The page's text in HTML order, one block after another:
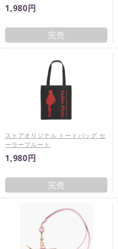
1,980円
完売
ストアオリジナル トートバッグ セ
ーラープルート
1,980円
完売